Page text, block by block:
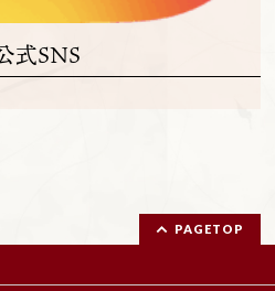
式SNS
PAGETOP